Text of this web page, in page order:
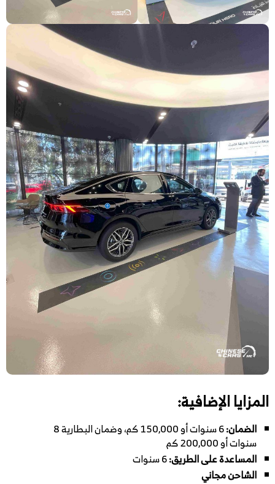
المزايا الإضافية:
الضمان:
6 سنوات أو 150,000 كم، وضمان البطارية 8
سنوات أو 200,000 كم
المساعدة على الطريق:
الشاحن مجاني